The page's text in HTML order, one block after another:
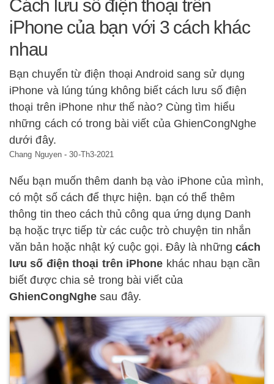
Cách lưu số điện thoại trên
iPhone của bạn với 3 cách khác
nhau
Bạn chuyển từ điện thoại Android sang sử dụng
iPhone và lúng túng không biết cách lưu số điện
thoại trên iPhone như thế nào? Cùng tìm hiểu
những cách có trong bài viết của GhienCongNghe
dưới đây.
Chang Nguyen -30-Th3-2021
Nếu bạn muốn thêm danh bạ vào iPhone của mình,
có một số cách để thực hiện. bạn có thể thêm
thông tin theo cách thủ công qua ứng dụng Danh
bạ hoặc trực tiếp từ các cuộc trò chuyện tin nhắn
văn bản hoặc nhật ký cuộc gọi. Đây là những cách
lưu số điện thoại trên iPhone khác nhau bạn cần
biết được chia sẻ trong bài viết của
GhienCongNghe sau đây.